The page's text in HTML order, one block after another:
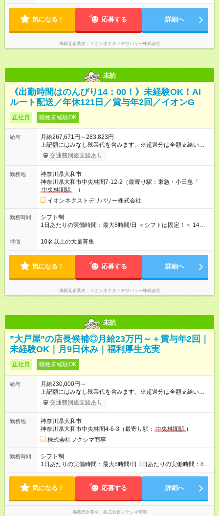
気になる！ 応募する 詳細へ
掲載元企業名 イオンネクストデリバリー株式会社
未読
《出勤時間はのんびり14：00！》未経験OK！AI
ルート配送／年休121日／賞与年2回／イオンG
正社員 職種未経験OK
給与
月給267,671円～283,823円
上記額にはみなし残業代を含みます。※超過分は全額支給いたし
ます。 みなし残業代 35,671円／月 みなし残業時間 20時間／月
【試用期間】試用期間あり 試用期間の長さ：3ヶ月 ※ 雇用形態
用時と同じです。 給与：月給 256,133円以上 上記額にはみなし
残業代を含みます。※超過分は全額支給いたします。 みなし残
業代 34,133円以上／月 みなし残業時間 20時間／月 ■研修
後 ：月給261，902円(一律手当含む) ■本配属後 ：月給
267，671円～283，823円(一律手当含む) ※研修期間中は給与が
上記になり、 その他の待遇に変更はございません。
交通費別途支給あり
勤務地
神奈川県大和市
神奈川県大和市中央林間7-12-2（最寄り駅：東急・小田急「
中央林間駅 」）
イオンネクストデリバリー株式会社
勤務時間
シフト制
1日あたりの実働時間：最大8時間/日 ＜シフトは固定！＞ 14：
00～23：00 【参考】他のシフトは下記より選択可 ■05：00～
14：00 ■07：30～16：30 ■12：00～21：00
特徴 10名以上の大量募集
気になる！ 応募する 詳細へ
掲載元企業名 イオンネクストデリバリー株式会社
未読
”大戸屋”の店長候補◎月給23万円～＋賞与年2回｜
未経験OK｜月9日休み｜福利厚生充実
正社員 職種未経験OK
給与
月給230,000円～
上記額にはみなし残業代を含みます。※超過分は全額支給いたし
ます。 みなし残業代 29,050円 以上 みなし残業時間 20時
間 ～ 30時間 ※上記の給与には、固定残業代（20時間分：2万
接時に話し合いのうえ、入社時給与を決定。 ※数字だけで社員
を評価することはしません。業態や季節に売上が左右されるた
め、日頃の頑張りを正当に評価して給与に反映します。 ※他業
態への異動になった場合、再び店長候補からのスタートになり
ますが、その場合も給与は下がりません。 ★入社1年目の年収実
績 27歳：400万円、32歳：450万円、41歳：550万円 【試用期
採用時と同じです。
交通費別途支給あり
勤務地
神奈川県大和市
神奈川県大和市中央林間4-6-3（最寄り駅： 中央林間駅 ）
株式会社フクシマ商事
勤務時間
シフト制
1日あたりの実働時間：最大8時間/日 1日あたりの実働時間：8時
間 ▼シフト例 ・10時00分～19時00分 ・13時00分～22時00分
気になる！ 応募する 詳細へ
掲載元企業名 株式会社フクシマ商事